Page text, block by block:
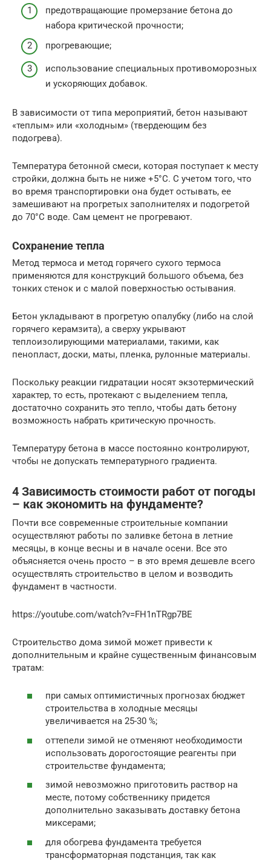
предотвращающие промерзание бетона до
набора критической прочности;
прогревающие;
использование специальных противоморозных
и ускоряющих добавок.
В зависимости от типа мероприятий, бетон называют
«теплым» или «холодным» (твердеющим без
подогрева).
Температура бетонной смеси, которая поступает к месту
стройки, должна быть не ниже +5°С. С учетом того, что
во время транспортировки она будет остывать, ее
замешивают на прогретых заполнителях и подогретой
до 70°С воде. Сам цемент не прогревают.
Сохранение тепла
Метод термоса и метод горячего сухого термоса
применяются для конструкций большого объема, без
тонких стенок и с малой поверхностью остывания.
Бетон укладывают в прогретую опалубку (либо на слой
горячего керамзита), а сверху укрывают
теплоизолирующими материалами, такими, как
пенопласт, доски, маты, пленка, рулонные материалы.
Поскольку реакции гидратации носят экзотермический
характер, то есть, протекают с выделением тепла,
достаточно сохранить это тепло, чтобы дать бетону
возможность набрать критическую прочность.
Температуру бетона в массе постоянно контролируют,
чтобы не допускать температурного градиента.
4 Зависимость стоимости работ от погоды
– как экономить на фундаменте?
Почти все современные строительные компании
осуществляют работы по заливке бетона в летние
месяцы, в конце весны и в начале осени. Все это
объясняется очень просто – в это время дешевле всего
осуществлять строительство в целом и возводить
фундамент в частности.
https://youtube.com/watch?v=FH1nTRgp7BE
Строительство дома зимой может привести к
дополнительным и крайне существенным финансовым
тратам:
при самых оптимистичных прогнозах бюджет
строительства в холодные месяцы
увеличивается на 25-30 %;
оттепели зимой не отменяют необходимости
использовать дорогостоящие реагенты при
строительстве фундамента;
зимой невозможно приготовить раствор на
месте, потому собственнику придется
дополнительно заказывать доставку бетона
миксерами;
для обогрева фундамента требуется
трансформаторная подстанция, так как